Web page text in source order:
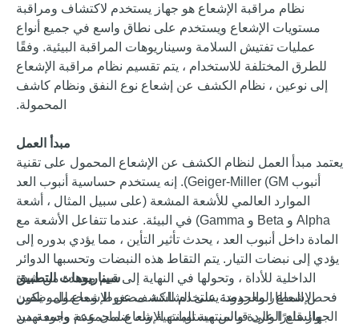
نظام مراقبة الإشعاع هو جهاز يستخدم لاكتشاف ومراقبة
مستويات الإشعاع ويستخدم على نطاق واسع في جميع أنواع
عمليات تفتيش السلامة وسيناريوهات المراقبة البيئية. وفقًا
للطرق المختلفة للاستخدام ، يتم تقسيم نظام مراقبة الإشعاع
إلى نوعين ، نظام الكشف عن إشعاع نوع النفق ونظام كاشف
المحمولة.
مبدأ العمل
يعتمد مبدأ العمل لنظام الكشف عن الإشعاع المحمول على تقنية
أنبوب Geiger-Miller (GM). إنه يستخدم حساسية أنبوب العد
الموارد العالمي للأشعة المشعة (على سبيل المثال ، أشعة
Alpha و Beta و Gamma) في البيئة. عندما تتفاعل الأشعة مع
المادة داخل أنبوب العد ، يحدث تأثير التأين ، مما يؤدي بدوره إلى
يؤدي إلى نبضات التيار. يتم التقاط هذه النبضات وتحسبها الدوائر
الداخلية للأداة ، وتحولها في النهاية إلى قيم محددة من شدة
الإشعاع المعروضة على الشاشة. مضغوط ومحمول ، يكون
الجهاز قادرًا على قياس مستويات الإشعاع لمجموعة واسعة من
سيناريوهات التطبيق
فحص المطار والحدود: يستخدم للكشف عن الإشعاع للموظفين
والسلع الواردة والمنتهية المنتهية وله ضمان عدم وجود تهديد